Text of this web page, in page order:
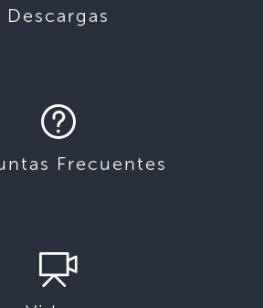
Descargas
Frecuentes